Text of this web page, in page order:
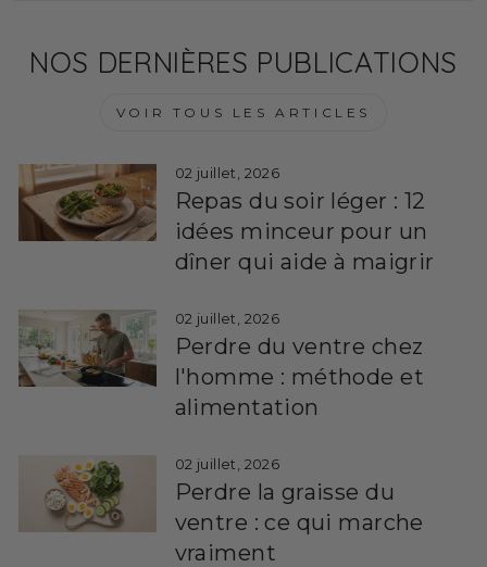
NOS DERNIÈRES PUBLICATIONS
VOIR TOUS LES ARTICLES
02 juillet, 2026
Repas du soir léger : 12
idées minceur pour un
dîner qui aide à maigrir
02 juillet, 2026
Perdre du ventre chez
l'homme : méthode et
alimentation
02 juillet, 2026
Perdre la graisse du
ventre : ce qui marche
vraiment